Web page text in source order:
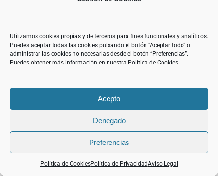
Utilizamos cookies propias y de terceros para fines funcionales y analíticos.
Puedes aceptar todas las cookies pulsando el botón “Aceptar todo” o
administrar las cookies no necesarias desde el botón “Preferencias”.
Puedes obtener más información en nuestra Política de Cookies.
Acepto
Denegado
Preferencias
Política de CookiesPolítica de PrivacidadAviso Legal
catedrales románicas de Jaca y de
Roda de Isábena, en la zona de
que conforman el Prepirineo,
hallamos las seos góticas de Huesca
y de Barbastro, con sus torres
octogonal y hexagonal,